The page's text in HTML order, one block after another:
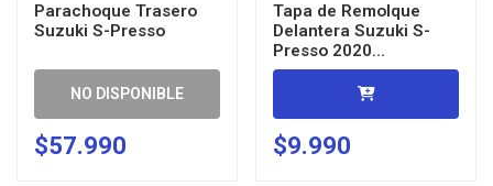
Parachoque Trasero
Suzuki S-Presso
NO DISPONIBLE
$57.990
Tapa de Remolque
Delantera Suzuki S-
Presso 2020...
$9.990